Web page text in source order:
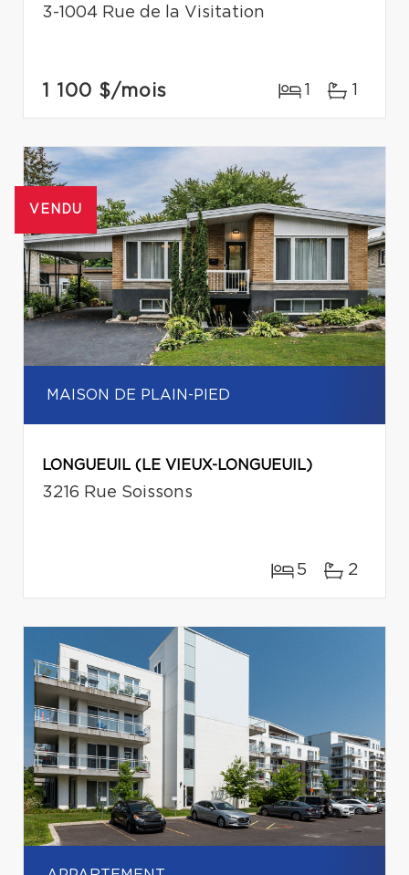
3-1004 Rue de la Visitation
1 100 $/mois 1 1
VENDU
MAISON DE PLAIN-PIED
LONGUEUIL (LE VIEUX-LONGUEUIL)
3216 Rue Soissons
5 2